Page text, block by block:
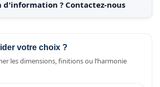
d'information ? Contactez-nous
votre choix ?
les dimensions, finitions ou l’harmonie